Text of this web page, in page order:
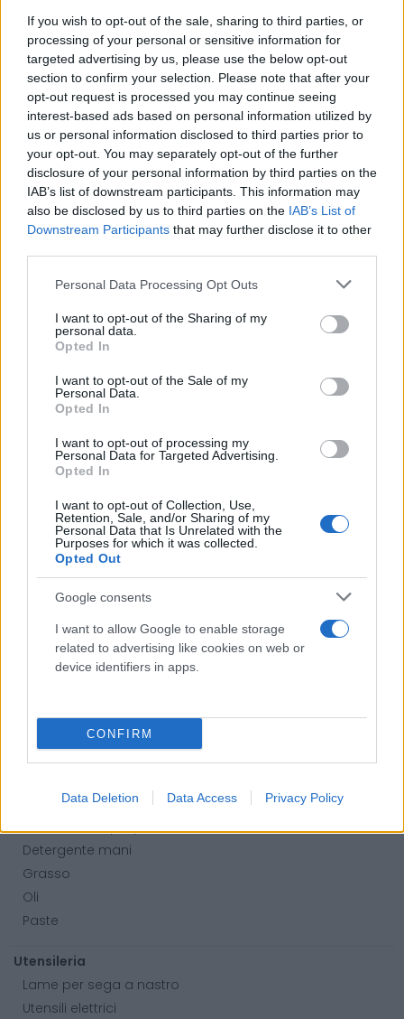
If you wish to opt-out of the sale, sharing to third parties, or
processing of your personal or sensitive information for
targeted advertising by us, please use the below opt-out
section to confirm your selection. Please note that after your
opt-out request is processed you may continue seeing
interest-based ads based on personal information utilized by
us or personal information disclosed to third parties prior to
your opt-out. You may separately opt-out of the further
disclosure of your personal information by third parties on the
IAB’s list of downstream participants. This information may
also be disclosed by us to third parties on the IAB’s List of
Downstream Participants that may further disclose it to other
Please note that this website/app uses one or more Google
not limited to your visit or usage behaviour. You may click to
grant or deny consent to Google and its third-party tags to
use your data for below specified purposes in below Google
consent section.
Personal Data Processing Opt Outs
I want to opt-out of the Sharing of my
personal data.
Opted In
I want to opt-out of the Sale of my
Personal Data.
Opted In
I want to opt-out of processing my
Personal Data for Targeted Advertising.
Opted In
I want to opt-out of Collection, Use,
Retention, Sale, and/or Sharing of my
Personal Data that Is Unrelated with the
Purposes for which it was collected.
Opted Out
Google consents
I want to allow Google to enable storage
related to advertising like cookies on web or
device identifiers in apps.
CONFIRM
Data Deletion Data Access Privacy Policy
Guanti da lavoro antitaglio doppia spalmatura nitrile
resistenti Safeman TOUGH 310NTR Tg. 9-10
4,86 €
resistenti Safeman TOUGH 310NTR Tg. 9-10
( 0 recensioni )
Categorie
Abrasivi
Antincendio
Estintori
Valige pronto soccorso
Antinfortunistica
Calzature
Abbigliamento
Sicurezza, Protezione
Abbigliamento alta visibilità
Adblue
Bombolette spray
Detergente mani
Grasso
Oli
Paste
Utensileria
Lame per sega a nastro
Utensili elettrici